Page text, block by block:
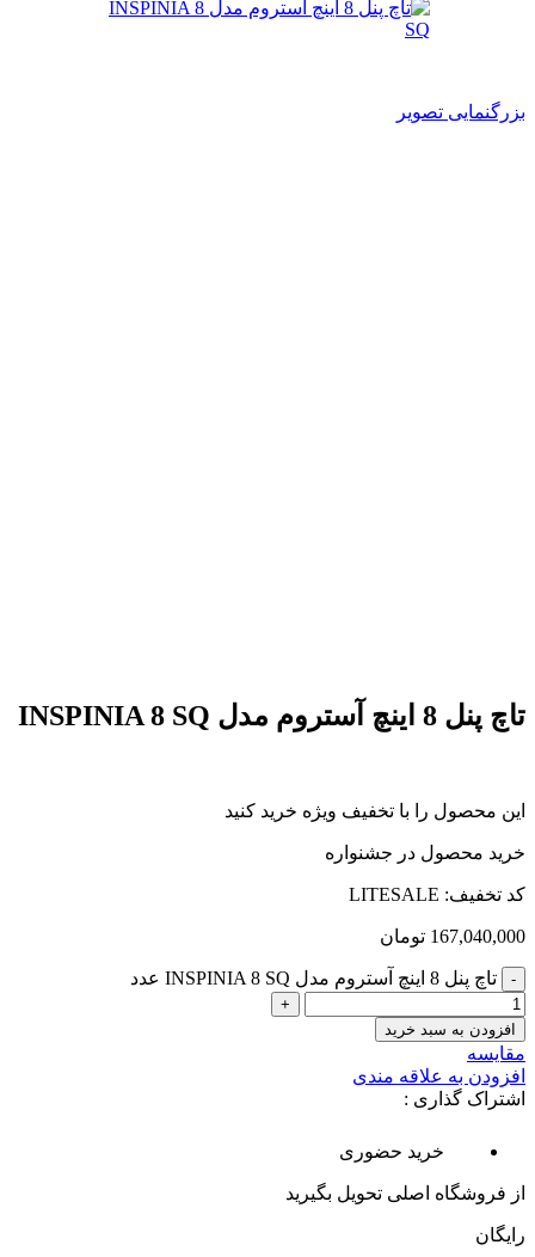
بزرگنمایی تصویر
تاچ پنل 8 اینچ آستروم مدل INSPINIA 8 SQ
این محصول را با تخفیف ویژه خرید کنید
خرید محصول در جشنواره
کد تخفیف: LITESALE
167,040,000 تومان
تاچ پنل 8 اینچ آستروم مدل INSPINIA 8 SQ عدد
افزودن به سبد خرید
مقایسه
افزودن به علاقه مندی
اشتراک گذاری :
خرید حضوری
از فروشگاه اصلی تحویل بگیرید
رایگان